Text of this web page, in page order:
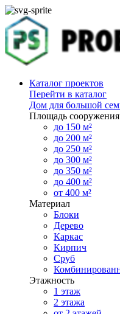
Каталог проектов
Перейти в каталог
Дом для большой
Площадь сооружения
до 150 м²
до 200 м²
до 250 м²
до 300 м²
до 350 м²
до 400 м²
от 400 м²
Материал
Блоки
Дерево
Каркас
Кирпич
Сруб
Этажность
1 этаж
2 этажа